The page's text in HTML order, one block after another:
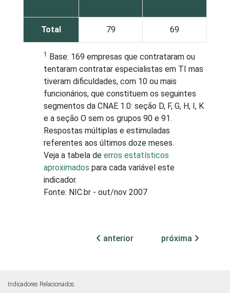
Total 79 69
1 Base: 169 empresas que contrataram ou
tentaram contratar especialistas em TI mas
tiveram dificuldades, com 10 ou mais
funcionários, que constituem os seguintes
segmentos da CNAE 1.0: seção D, F, G, H, I, K
e a seção O sem os grupos 90 e 91.
Respostas múltiplas e estimuladas
referentes aos últimos doze meses.
Veja a tabela de erros estatísticos
aproximados para cada variável este
indicador.
Fonte: NIC.br - out/nov 2007
anterior próxima
Indicadores Relacionados